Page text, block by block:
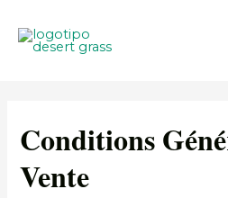
Conditions
Vente